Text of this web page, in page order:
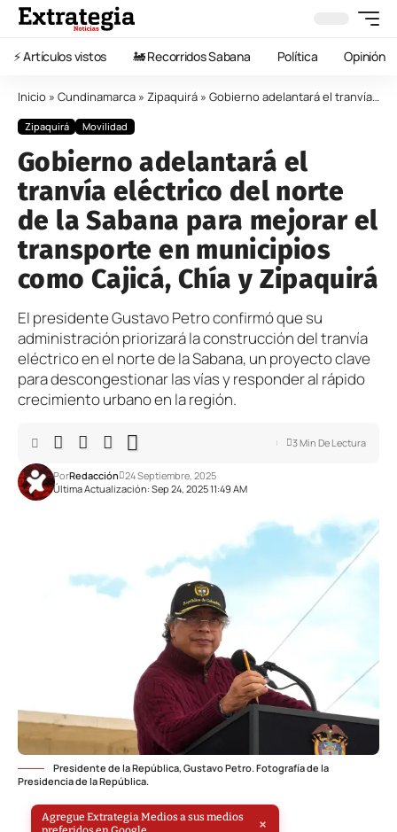
⚡️ Artículos vistos 🚂 Recorridos Sabana Política Opinión
Inicio » Cundinamarca » Zipaquirá » Gobierno adelantará el tranvía eléctrico del norte de la Sabana para mejorar el transporte en municipios como Cajicá, Chía y Zipaquirá
Zipaquirá Movilidad
Gobierno adelantará el
tranvía eléctrico del norte
de la Sabana para mejorar el
transporte en municipios
como Cajicá, Chía y Zipaquirá
El presidente Gustavo Petro confirmó que su
administración priorizará la construcción del tranvía
eléctrico en el norte de la Sabana, un proyecto clave
para descongestionar las vías y responder al rápido
crecimiento urbano en la región.
Última Actualización: Sep 24, 2025 11:49 AM
PorRedacción 24 Septiembre, 2025
3 Min De Lectura
Presidente de la República, Gustavo Petro. Fotografía de la
Presidencia de la República.
Agregue Extrategia Medios a sus medios
×